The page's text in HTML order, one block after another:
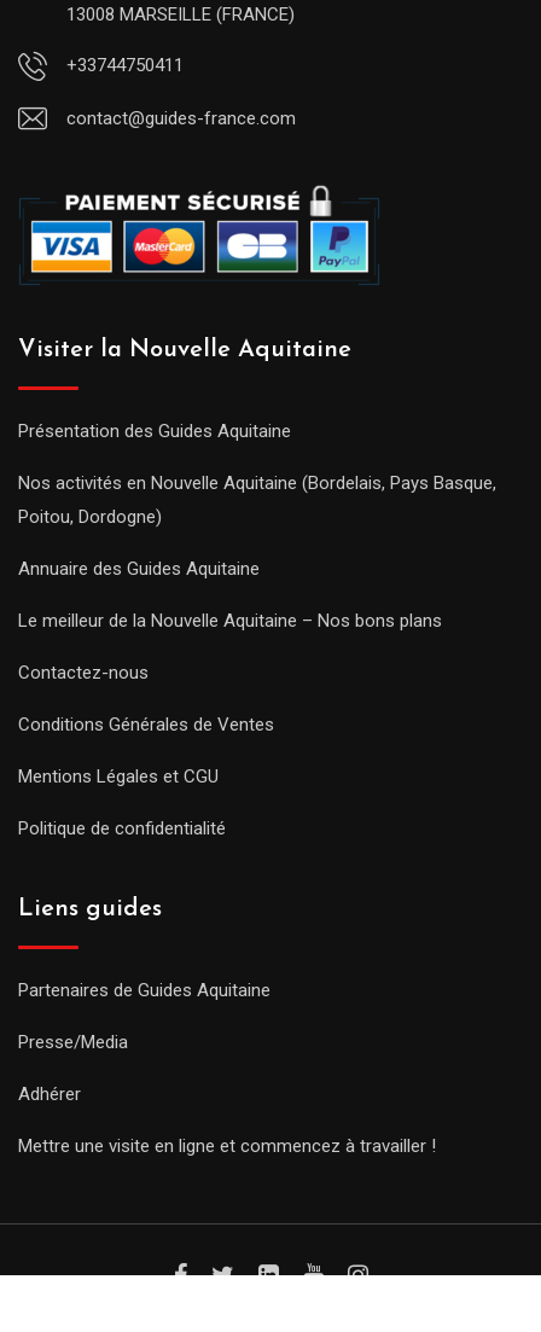
13008 MARSEILLE (FRANCE)
+33744750411
contact@guides-france.com
Visiter la Nouvelle Aquitaine
Présentation des Guides Aquitaine
Nos activités en Nouvelle Aquitaine (Bordelais, Pays Basque,
Poitou, Dordogne)
Annuaire des Guides Aquitaine
Le meilleur de la Nouvelle Aquitaine – Nos bons plans
Contactez-nous
Conditions Générales de Ventes
Mentions Légales et CGU
Politique de confidentialité
Liens guides
Partenaires de Guides Aquitaine
Presse/Media
Adhérer
Mettre une visite en ligne et commencez à travailler !